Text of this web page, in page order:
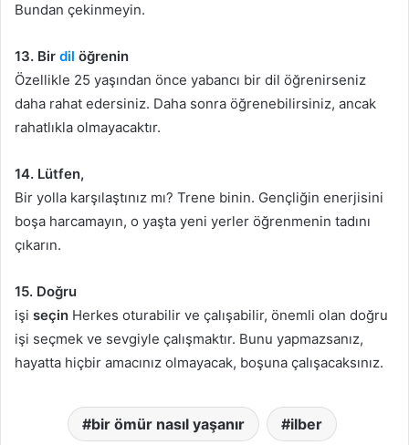
Bundan çekinmeyin.
13. Bir dil öğrenin
Özellikle 25 yaşından önce yabancı bir dil öğrenirseniz
daha rahat edersiniz. Daha sonra öğrenebilirsiniz, ancak
rahatlıkla olmayacaktır.
14. Lütfen,
Bir yolla karşılaştınız mı? Trene binin. Gençliğin enerjisini
boşa harcamayın, o yaşta yeni yerler öğrenmenin tadını
çıkarın.
15. Doğru
işi seçin Herkes oturabilir ve çalışabilir, önemli olan doğru
işi seçmek ve sevgiyle çalışmaktır. Bunu yapmazsanız,
hayatta hiçbir amacınız olmayacak, boşuna çalışacaksınız.
bir ömür nasıl yaşanır ilber